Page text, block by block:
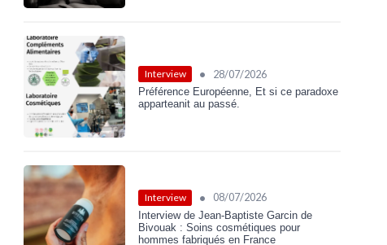
Interview • 28/07/2026
Préférence Européenne, Et si ce paradoxe
apparteanit au passé.
Interview • 08/07/2026
Interview de Jean-Baptiste Garcin de
Bivouak : Soins cosmétiques pour
hommes fabriqués en France